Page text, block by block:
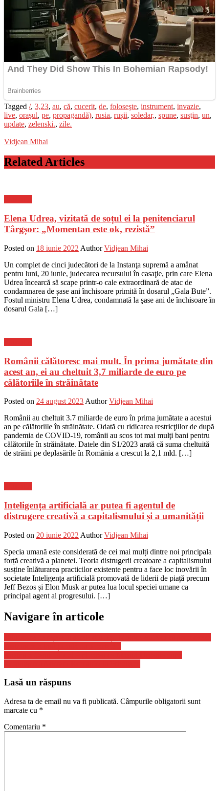
Tagged /, 3,23, au, că, cucerit, de, foloseşte, instrument, invazie,
live, oraşul, pe, propagandă), rusia, rușii, soledar,, spune, susţin, un,
update, zelenski., zile.
Vidjean Mihai
Related Articles
Elena Udrea, vizitată de soțul ei la penitenciarul
Târgșor: „Momentan este ok, rezistă”
Posted on 18 iunie 2022 Author Vidjean Mihai
Un complet de cinci judecători de la Instanţa supremă a amânat
pentru luni, 20 iunie, judecarea recursului în casaţie, prin care Elena
Udrea încearcă să scape printr-o cale extraordinară de atac de
condamnarea de șase ani închisoare primită în dosarul „Gala Bute”.
Fostul ministru Elena Udrea, condamnată la şase ani de închisoare în
dosarul Gala […]
Românii călătoresc mai mult. În prima jumătate din
acest an, ei au cheltuit 3,7 miliarde de euro pe
călătoriile în străinătate
Posted on 24 august 2023 Author Vidjean Mihai
Românii au cheltuit 3.7 miliarde de euro în prima jumătate a acestui
an pe călătoriile în străinătate. Odată cu ridicarea restricţiilor de după
pandemia de COVID-19, românii au scos tot mai mulţi bani pentru
călătoriile în străinătate. Da­tele din S1/2023 arată că suma chel­tu­i­tă
de străini pe deplasările în România a crescut la 2,1 mld. […]
Inteligența artificială ar putea fi agentul de
distrugere creativă a capitalismului și a umanității
Posted on 20 iunie 2022 Author Vidjean Mihai
Specia umană este considerată de cei mai mulți dintre noi principala
forță creativă a planetei. Teoria distrugerii creatoare a capitalismului
susține înlăturarea practicilor existente pentru a face loc inovării în
societate Inteligența artificială promovată de liderii de piață precum
Jeff Bezos și Elon Musk ar putea lua locul speciei umane ca
principal agent al progresului. […]
Navigare în articole
Lasă un răspuns
Adresa ta de email nu va fi publicată. Câmpurile obligatorii sunt
marcate cu *
Comentariu *